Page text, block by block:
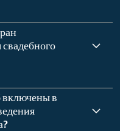
включены в